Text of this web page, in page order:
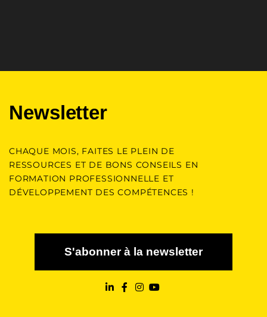
Newsletter
CHAQUE MOIS, FAITES LE PLEIN DE
RESSOURCES ET DE BONS CONSEILS EN
FORMATION PROFESSIONNELLE ET
DÉVELOPPEMENT DES COMPÉTENCES !
S'abonner à la newsletter